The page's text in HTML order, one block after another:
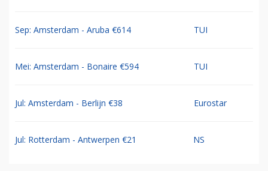
Sep: Amsterdam - Aruba €614 TUI
Mei: Amsterdam - Bonaire €594 TUI
Jul: Amsterdam - Berlijn €38 Eurostar
Jul: Rotterdam - Antwerpen €21 NS